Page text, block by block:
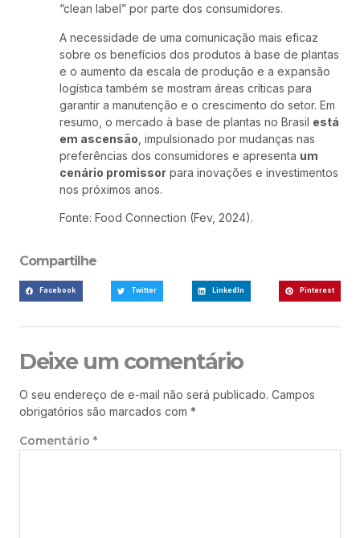
“clean label” por parte dos consumidores.
A necessidade de uma comunicação mais eficaz
sobre os benefícios dos produtos à base de plantas
e o aumento da escala de produção e a expansão
logística também se mostram áreas críticas para
garantir a manutenção e o crescimento do setor. Em
resumo, o mercado à base de plantas no Brasil está
em ascensão , impulsionado por mudanças nas
preferências dos consumidores e apresenta um
cenário promissor para inovações e investimentos
nos próximos anos.
Fonte: Food Connection (Fev, 2024).
Compartilhe
Facebook Twitter LinkedIn Pinterest
Deixe um comentário
O seu endereço de e-mail não será publicado. Campos
obrigatórios são marcados com *
Comentário *